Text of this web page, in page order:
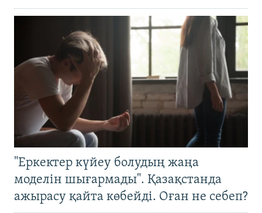
"Еркектер күйеу болудың жаңа
моделін шығармады". Қазақстанда
ажырасу қайта көбейді. Оған не себеп?